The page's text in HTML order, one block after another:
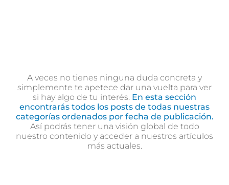
A veces no tienes ninguna duda concreta y
simplemente te apetece dar una vuelta para ver
si hay algo de tu interés. En esta sección
encontrarás todos los posts de todas nuestras
categorías ordenados por fecha de publicación.
Así podrás tener una visión global de todo
nuestro contenido y acceder a nuestros artículos
más actuales.